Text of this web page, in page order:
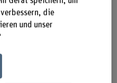
die
und unser